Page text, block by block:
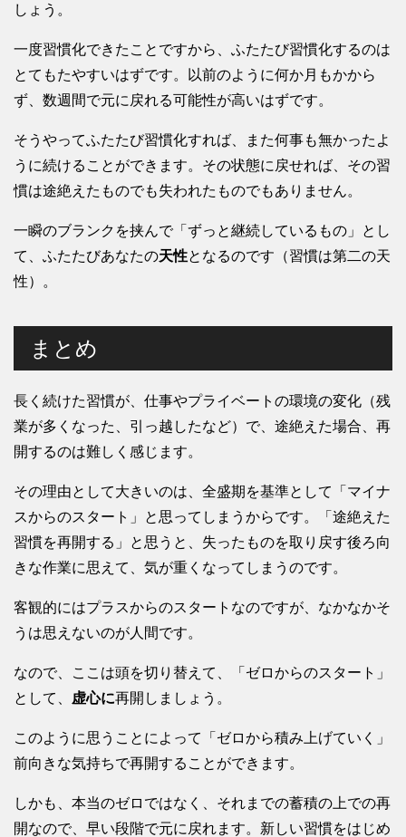
しょう。
一度習慣化できたことですから、ふたたび習慣化するのは
とてもたやすいはずです。以前のように何か月もかから
ず、数週間で元に戻れる可能性が高いはずです。
そうやってふたたび習慣化すれば、また何事も無かったよ
うに続けることができます。その状態に戻せれば、その習
慣は途絶えたものでも失われたものでもありません。
一瞬のブランクを挟んで「ずっと継続しているもの」とし
て、ふたたびあなたの天性となるのです（習慣は第二の天
性）。
まとめ
長く続けた習慣が、仕事やプライベートの環境の変化（残
業が多くなった、引っ越したなど）で、途絶えた場合、再
開するのは難しく感じます。
その理由として大きいのは、全盛期を基準として「マイナ
スからのスタート」と思ってしまうからです。「途絶えた
習慣を再開する」と思うと、失ったものを取り戻す後ろ向
きな作業に思えて、気が重くなってしまうのです。
客観的にはプラスからのスタートなのですが、なかなかそ
うは思えないのが人間です。
なので、ここは頭を切り替えて、「ゼロからのスタート」
として、 虚心に再開しましょう。
このように思うことによって「ゼロから積み上げていく」
前向きな気持ちで再開することができます。
しかも、本当のゼロではなく、それまでの蓄積の上での再
開なので、早い段階で元に戻れます。新しい習慣をはじめ